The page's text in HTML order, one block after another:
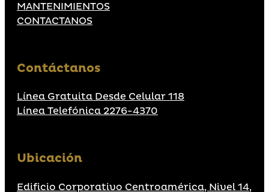
MANTENIMIENTOS
CONTACTANOS
Contáctanos
Línea Gratuita Desde Celular 118
Línea Telefónica 2276-4370
Ubicación
Edificio Corporativo Centroamérica, Nivel 14,